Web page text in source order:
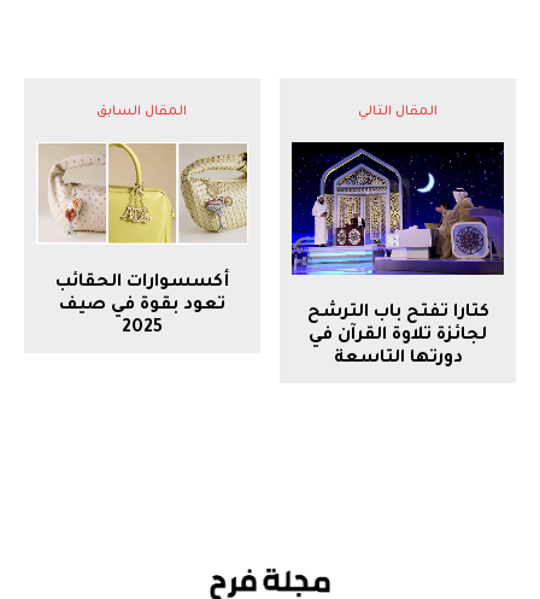
المقال السابق
أكسسوارات الحقائب
تعود بقوة في صيف
2025
المقال التالي
كتارا تفتح باب الترشح
لجائزة تلاوة القرآن في
دورتها التاسعة